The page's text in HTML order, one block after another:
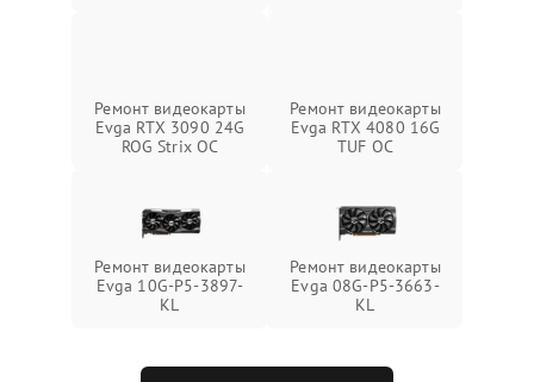
Ремонт видеокарты
Evga RTX 3090 24G
ROG Strix OC
Ремонт видеокарты
Evga RTX 4080 16G
TUF OC
Ремонт видеокарты
Evga 10G-P5-3897-
KL
Ремонт видеокарты
Evga 08G-P5-3663-
KL